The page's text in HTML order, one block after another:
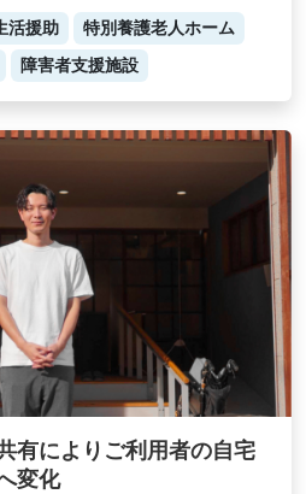
活援助
特別養護老人ホーム
障害者支援施設
有によりご利用者の自宅
変化